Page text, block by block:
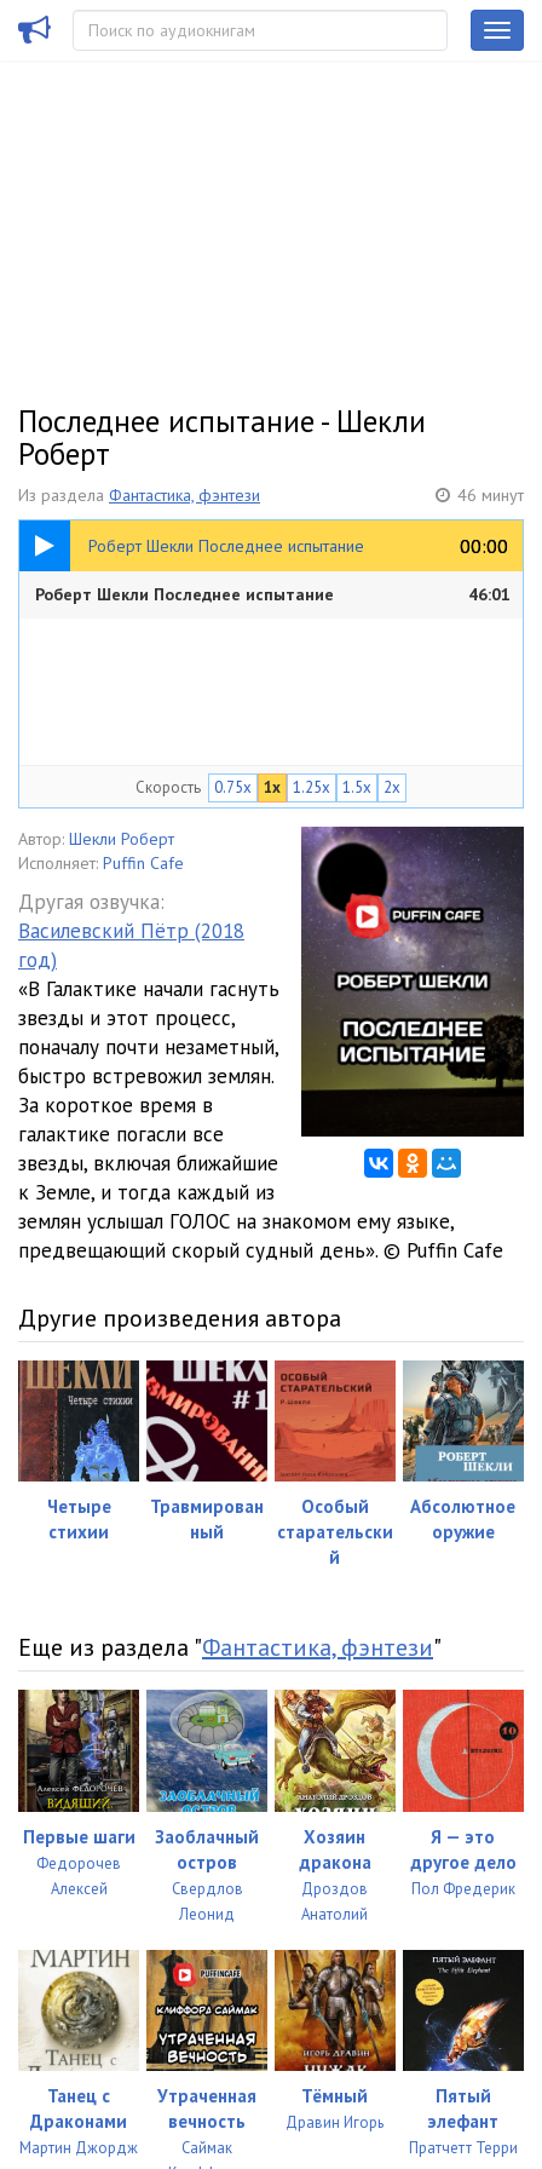
Последнее испытание - Шекли
Роберт
Из раздела Фантастика, фэнтези 46 минут
Роберт Шекли Последнее испытание 00:00
00:00
46:01
Роберт Шекли Последнее испытание 46:01
Скорость 0.75x 1x 1.25x 1.5x 2x
Автор: Шекли Роберт
Исполняет: Puffin Cafe
Другая озвучка:
Василевский Пётр (2018
год)
«В Галактике начали гаснуть
звезды и этот процесс,
поначалу почти незаметный,
быстро встревожил землян.
За короткое время в
галактике погасли все
звезды, включая ближайшие
к Земле, и тогда каждый из
землян услышал ГОЛОС на знакомом ему языке,
предвещающий скорый судный день». © Puffin Cafe
Другие произведения автора
Четыре
стихии
Травмирован
ный
Особый
старательски
й
Абсолютное
оружие
Еще из раздела "Фантастика, фэнтези"
Первые шаги
Федорочев
Алексей
Заоблачный
остров
Свердлов
Леонид
Хозяин
дракона
Дроздов
Анатолий
Я — это
другое дело
Пол Фредерик
Танец с
Драконами
Мартин Джордж
Утраченная
вечность
Саймак
Тёмный
Дравин Игорь
Пятый
элефант
Пратчетт Терри